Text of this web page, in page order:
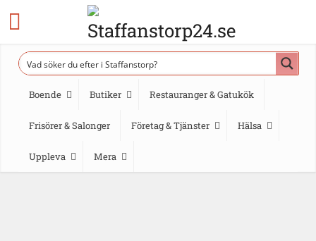
Boende Butiker Restauranger & Gatukök
Frisörer & Salonger Företag & Tjänster Hälsa
Uppleva Mera